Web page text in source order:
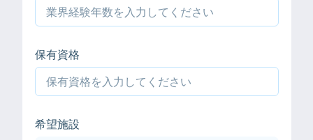
保有資格
希望施設